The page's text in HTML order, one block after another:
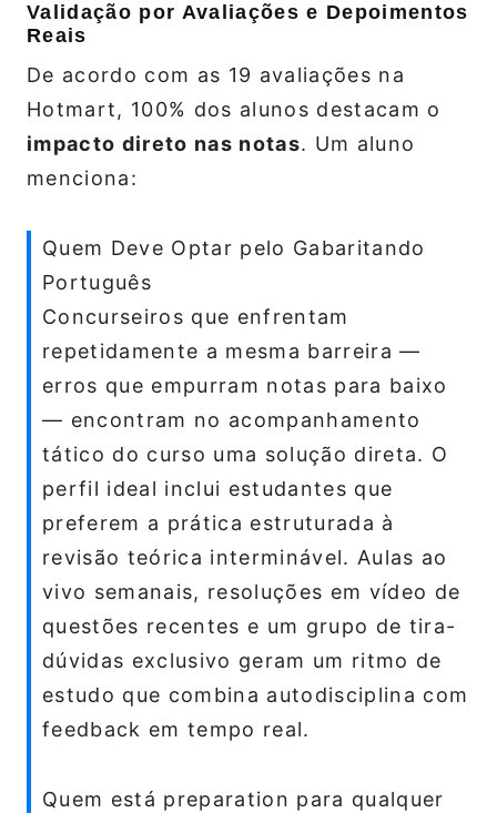
Validação por Avaliações e Depoimentos
Reais
De acordo com as 19 avaliações na
Hotmart, 100% dos alunos destacam o
impacto direto nas notas. Um aluno
menciona:
Quem Deve Optar pelo Gabaritando
Português
Concurseiros que enfrentam
repetidamente a mesma barreira —
erros que empurram notas para baixo
— encontram no acompanhamento
tático do curso uma solução direta. O
perfil ideal inclui estudantes que
preferem a prática estruturada à
revisão teórica interminável. Aulas ao
vivo semanais, resoluções em vídeo de
questões recentes e um grupo de tira-
dúvidas exclusivo geram um ritmo de
estudo que combina autodisciplina com
feedback em tempo real.
Quem está preparation para qualquer